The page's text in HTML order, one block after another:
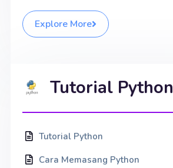
Explore More
Tutorial Python
Tutorial Python
Cara Memasang Python